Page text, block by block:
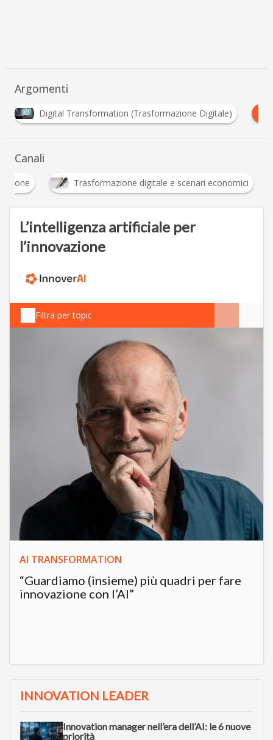
Argomenti
(Trasformazione Digitale) E Etica digitale
Canali
Innovazione Trasformazione digitale e scenari
L’intelligenza artificiale per
l’innovazione
Filtra per topic
AI TRANSFORMATION
“Guardiamo (insieme) più quadri per fare
innovazione con l’AI”
INNOVATION LEADER
Innovation manager nell’era dell’AI: le 6 nuove
priorità